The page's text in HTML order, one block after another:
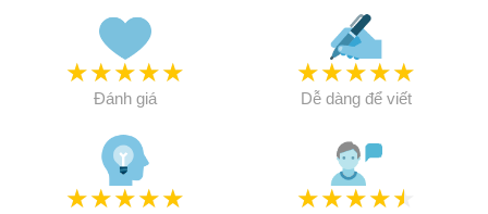
★★★★★
Đánh giá
★★★★★
Dễ dàng để viết
★★★★★ ★★★★★